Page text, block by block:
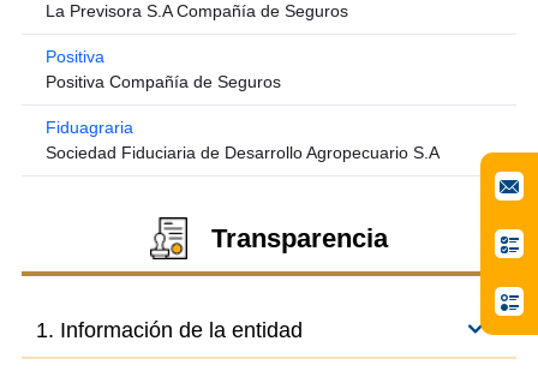
La Previsora S.A Compañía de Seguros
Positiva
Positiva Compañía de Seguros
Fiduagraria
Sociedad Fiduciaria de Desarrollo Agropecuario S.A
Transparencia
1. Información de la entidad